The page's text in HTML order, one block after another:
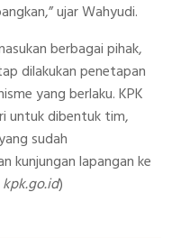
ujar Wahyudi.
berbagai pihak,
dilakukan penetapan
yang berlaku. KPK
untuk dibentuk tim,
sudah
kunjungan lapangan ke
kpk.go.id)